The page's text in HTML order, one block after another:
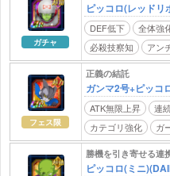
ガチャ
ピッコロ(レッドリ
DEF低下 全体強
必殺技察知
アン
フェス限
正義の結託
ガンマ2号+ピッコ
ATK無限上昇 連
カテゴリ強化
ガ
勝機を引き寄せる連
ピッコロ(ミニ